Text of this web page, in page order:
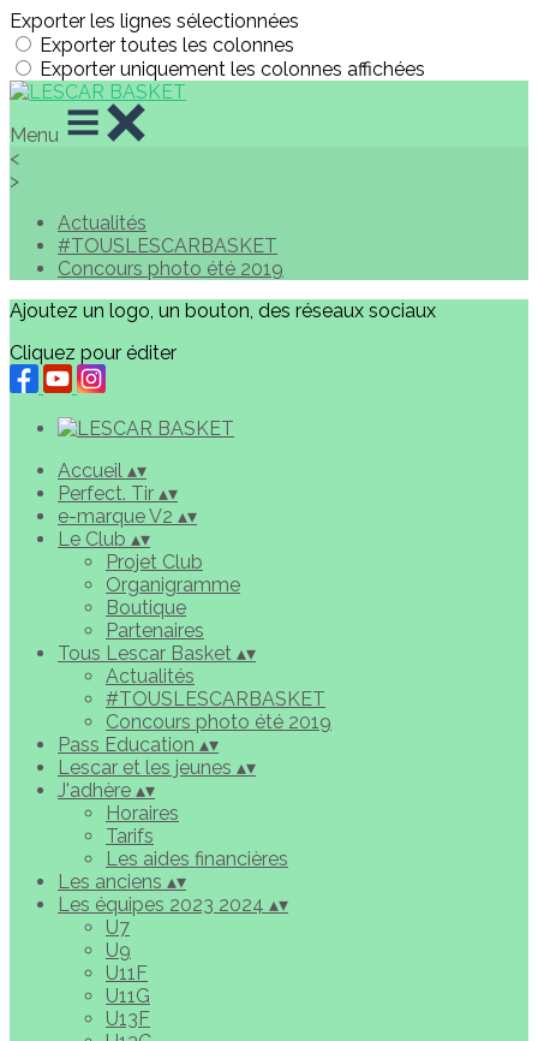
Exporter les lignes sélectionnées
Exporter toutes les colonnes
Exporter uniquement les colonnes affichées
Menu
<
>
Actualités
#TOUSLESCARBASKET
Concours photo été 2019
Ajoutez un logo, un bouton, des réseaux sociaux
Cliquez pour éditer
Accueil ▴▾
Perfect. Tir ▴▾
e-marque V2 ▴▾
Le Club ▴▾
Projet Club
Organigramme
Boutique
Partenaires
Tous Lescar Basket ▴▾
Actualités
#TOUSLESCARBASKET
Concours photo été 2019
Pass Education ▴▾
Lescar et les jeunes ▴▾
J'adhère ▴▾
Horaires
Tarifs
Les aides financières
Les anciens ▴▾
Les équipes 2023 2024 ▴▾
U7
U9
U11F
U11G
U13F